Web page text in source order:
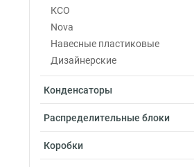
КСО
Nova
Навесные пластиковые
Дизайнерские
Конденсаторы
Распределительные блоки
Коробки